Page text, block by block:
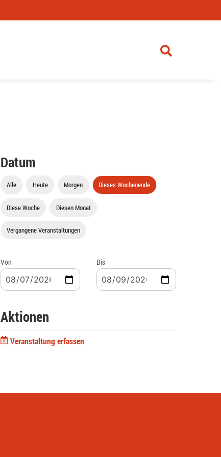
Datum
Alle Heute Morgen Dieses Wochenende
Diese Woche Diesen Monat
Vergangene Veranstaltungen
Von Bis
Aktionen
Veranstaltung erfassen